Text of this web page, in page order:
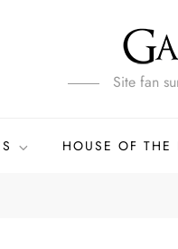
Site fan
HOUSE OF THE